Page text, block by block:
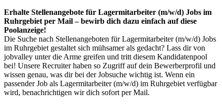
Erhalte Stellenangebote für Lagermitarbeiter (m/w/d) Jobs im
Ruhrgebiet per Mail – bewirb dich dazu einfach auf diese
Poolanzeige!
Die Suche nach Stellenangeboten für Lagermitarbeiter (m/w/d) Jobs
im Ruhrgebiet gestaltet sich mühsamer als gedacht? Lass dir von
jobvalley unter die Arme greifen und tritt diesem Kandidatenpool
bei! Unsere Recruiter haben so Zugriff auf dein Bewerberprofil und
wissen genau, was dir bei der Jobsuche wichtig ist. Wenn ein
passender Job als Lagermitarbeiter (m/w/d) im Ruhrgebiet verfügbar
wird, benachrichtigen wir dich sofort per Mail.